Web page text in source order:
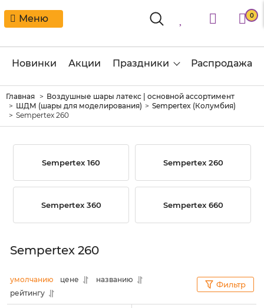
Меню 0
Новинки Акции Праздники Распродажа
Главная
Воздушные шары латекс | основной ассортимент
ШДМ (шары для моделирования)
Sempertex (Колумбия)
Sempertex 260
Sempertex 160 Sempertex 260
Sempertex 360 Sempertex 660
Sempertex 260
умолчанию цене
названию
рейтингу
Фильтр